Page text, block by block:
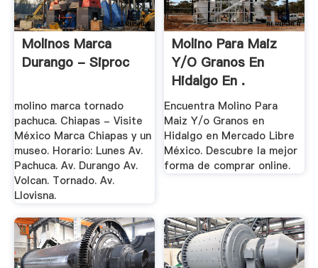
Molinos Marca
Durango - Siproc
molino marca tornado
pachuca. Chiapas - Visite
México Marca Chiapas y un
museo. Horario: Lunes Av.
Pachuca. Av. Durango Av.
Volcan. Tornado. Av.
Llovisna.
Molino Para Maiz
Y/o Granos En
Hidalgo En .
Encuentra Molino Para
Maiz Y/o Granos en
Hidalgo en Mercado Libre
México. Descubre la mejor
forma de comprar online.